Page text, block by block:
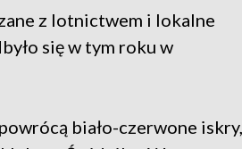
z lotnictwem i lokalne
się w tym roku w
biało-czerwone iskry,